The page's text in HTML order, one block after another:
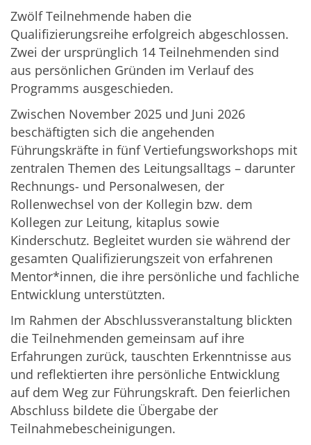
Zwölf Teilnehmende haben die
Qualifizierungsreihe erfolgreich abgeschlossen.
Zwei der ursprünglich 14 Teilnehmenden sind
aus persönlichen Gründen im Verlauf des
Programms ausgeschieden.
Zwischen November 2025 und Juni 2026
beschäftigten sich die angehenden
Führungskräfte in fünf Vertiefungsworkshops mit
zentralen Themen des Leitungsalltags – darunter
Rechnungs- und Personalwesen, der
Rollenwechsel von der Kollegin bzw. dem
Kollegen zur Leitung, kitaplus sowie
Kinderschutz. Begleitet wurden sie während der
gesamten Qualifizierungszeit von erfahrenen
Mentor*innen, die ihre persönliche und fachliche
Entwicklung unterstützten.
Im Rahmen der Abschlussveranstaltung blickten
die Teilnehmenden gemeinsam auf ihre
Erfahrungen zurück, tauschten Erkenntnisse aus
und reflektierten ihre persönliche Entwicklung
auf dem Weg zur Führungskraft. Den feierlichen
Abschluss bildete die Übergabe der
Teilnahmebescheinigungen.